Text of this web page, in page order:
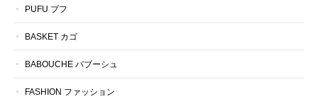
PUFU プフ
BASKET カゴ
BABOUCHE バブーシュ
FASHION ファッション